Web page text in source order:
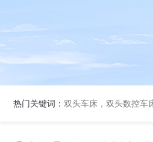
热门关键词： 双头车床，双头数控车